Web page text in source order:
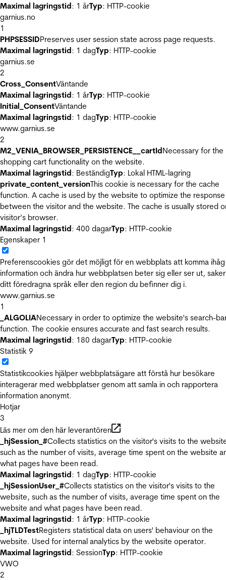
Maximal lagringstid: 1 årTyp: HTTP-cookie
garnius.no
1
PHPSESSIDPreserves user session state across page requests.
Maximal lagringstid: 1 dagTyp: HTTP-cookie
garnius.se
2
Cross_ConsentVäntande
Maximal lagringstid: 1 årTyp: HTTP-cookie
Initial_ConsentVäntande
Maximal lagringstid: 1 dagTyp: HTTP-cookie
www.garnius.se
2
M2_VENIA_BROWSER_PERSISTENCE__cartIdNecessary for the
shopping cart functionality on the website.
Maximal lagringstid: BeständigTyp: Lokal HTML-lagring
private_content_versionThis cookie is necessary for the cache
function. A cache is used by the website to optimize the
between the visitor and the website. The cache is usually stored
visitor’s browser.
Maximal lagringstid: 400 dagarTyp: HTTP-cookie
Egenskaper 1
Preferenscookies gör det möjligt för en webbplats att komma ihåg
information och ändra hur webbplatsen beter sig eller ser ut,
ditt föredragna språk eller den region du befinner dig i.
www.garnius.se
1
_ALGOLIANecessary in order to optimize the website's search-
function. The cookie ensures accurate and fast search results.
Maximal lagringstid: 180 dagarTyp: HTTP-cookie
Statistik 9
Statistikcookies hjälper webbplatsägare att förstå hur besökare
interagerar med webbplatser genom att samla in och rapportera
information anonymt.
Hotjar
3
Läs mer om den här leverantören
_hjSession_#Collects statistics on the visitor's visits to the
such as the number of visits, average time spent on the website
what pages have been read.
Maximal lagringstid: 1 dagTyp: HTTP-cookie
_hjSessionUser_#Collects statistics on the visitor's visits to the
website, such as the number of visits, average time spent on the
website and what pages have been read.
Maximal lagringstid: 1 årTyp: HTTP-cookie
_hjTLDTestRegisters statistical data on users' behaviour on the
website. Used for internal analytics by the website operator.
Maximal lagringstid: SessionTyp: HTTP-cookie
VWO
2